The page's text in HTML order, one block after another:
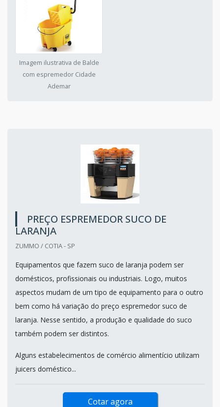
Imagem ilustrativa de Balde
com espremedor Cidade
Ademar
PREÇO ESPREMEDOR SUCO DE
LARANJA
ZUMMO / COTIA - SP
Equipamentos que fazem suco de laranja podem ser
domésticos, profissionais ou industriais. Logo, muitos
aspectos mudam de um tipo de equipamento para o outro
bem como há variação do preço espremedor suco de
laranja. Nesse sentido, a produção e qualidade do suco
também podem ser distintos.
Alguns estabelecimentos de comércio alimentício utilizam
juicers doméstico...
Cotar agora